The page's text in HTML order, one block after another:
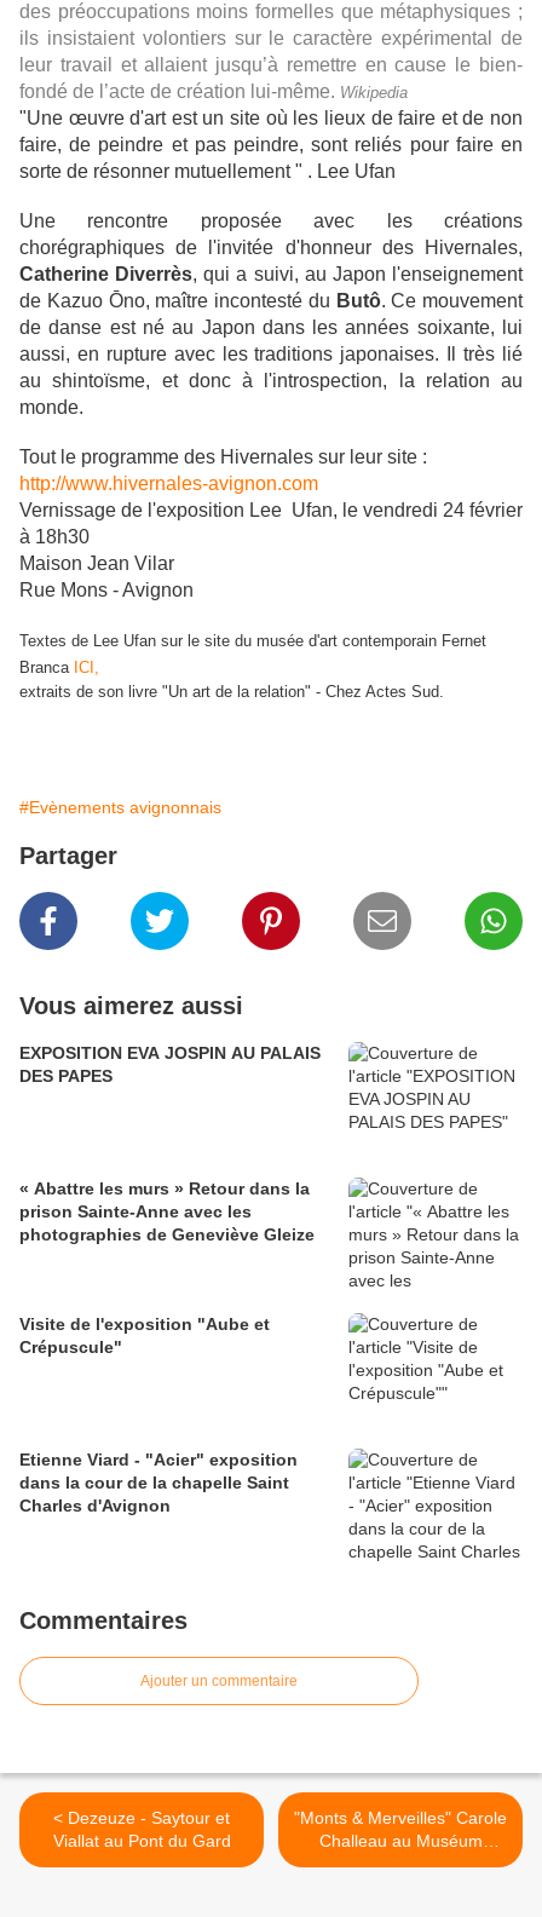
des préoccupations moins formelles que métaphysiques ;
ils insistaient volontiers sur le caractère expérimental de
leur travail et allaient jusqu’à remettre en cause le bien-
fondé de l’acte de création lui-même. Wikipedia
"Une œuvre d'art est un site où les lieux de faire et de non
faire, de peindre et pas peindre, sont reliés pour faire en
sorte de résonner mutuellement " . Lee Ufan
Une rencontre proposée avec les créations
chorégraphiques de l'invitée d'honneur des Hivernales,
Catherine Diverrès, qui a suivi, au Japon l'enseignement
de Kazuo Ōno, maître incontesté du Butô. Ce mouvement
de danse est né au Japon dans les années soixante, lui
aussi, en rupture avec les traditions japonaises. Il très lié
au shintoïsme, et donc à l'introspection, la relation au
monde.
Tout le programme des Hivernales sur leur site :
http://www.hivernales-avignon.com
Vernissage de l'exposition Lee Ufan, le vendredi 24 février
à 18h30
Maison Jean Vilar
Rue Mons - Avignon
Textes de Lee Ufan sur le site du musée d'art contemporain Fernet
Branca ICI,
extraits de son livre "Un art de la relation" - Chez Actes Sud.
#Evènements avignonnais
Partager
Vous aimerez aussi
EXPOSITION EVA JOSPIN AU PALAIS
DES PAPES
« Abattre les murs » Retour dans la
prison Sainte-Anne avec les
photographies de Geneviève Gleize
Visite de l'exposition "Aube et
Crépuscule"
Etienne Viard - "Acier" exposition
dans la cour de la chapelle Saint
Charles d'Avignon
Commentaires
Ajouter un commentaire
< Dezeuze - Saytour et
Viallat au Pont du Gard
"Monts & Merveilles" Carole
Challeau au Muséum
Requien >